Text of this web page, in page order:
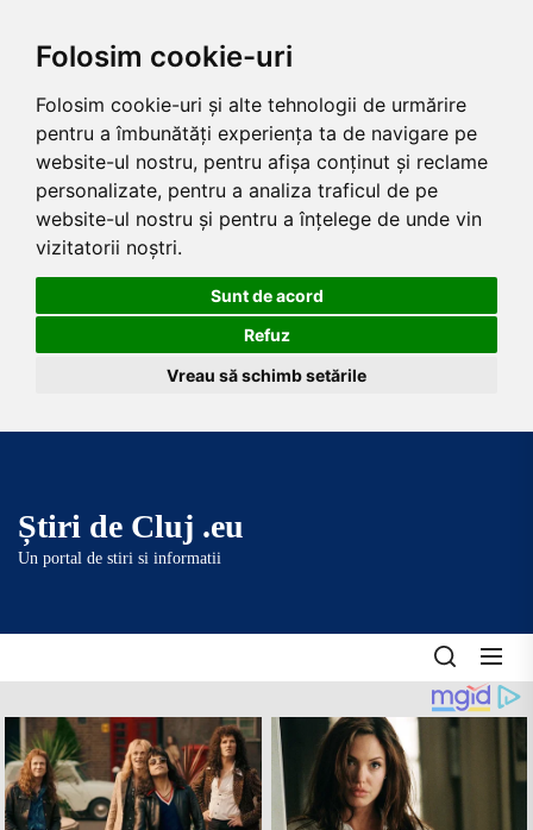
Folosim cookie-uri
Folosim cookie-uri și alte tehnologii de urmărire
pentru a îmbunătăți experiența ta de navigare pe
website-ul nostru, pentru afișa conținut și reclame
personalizate, pentru a analiza traficul de pe
website-ul nostru și pentru a înțelege de unde vin
vizitatorii noștri.
Sunt de acord
Refuz
Vreau să schimb setările
content
Știri de Cluj .eu
Un portal de stiri si informatii